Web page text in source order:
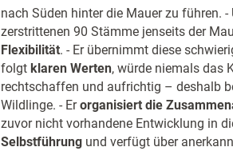
nach Süden hinter die Mauer zu führen.
zerstrittenen 90 Stämme jenseits der
Flexibilität. - Er übernimmt diese
folgt klaren Werten, würde niemals das
rechtschaffen und aufrichtig – deshalb
Wildlinge. - Erorganisiert die
zuvor nicht vorhandene Entwicklung in
Selbstführung und verfügt über